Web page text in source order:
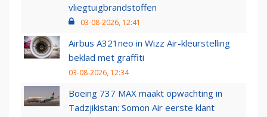
vliegtuigbrandstoffen
03-08-2026, 12:41
Airbus A321neo in Wizz Air-kleurstelling
beklad met graffiti
03-08-2026, 12:34
Boeing 737 MAX maakt opwachting in
Tadzjikistan: Somon Air eerste klant